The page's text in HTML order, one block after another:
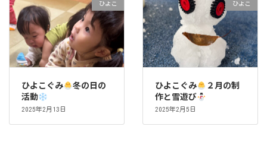
ひよこ
ひよこぐみ
冬の日の
活動
2025年2月13日
ひよこ
ひよこぐみ
２月の制
作と雪遊び
2025年2月5日